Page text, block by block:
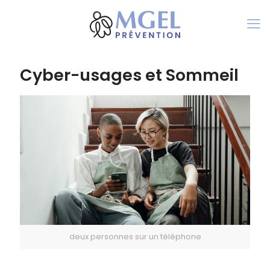
Cyber-usages et Sommeil
deux personnes sur un téléphone